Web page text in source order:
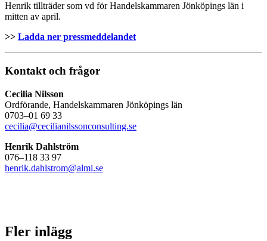
Henrik tillträder som vd för Handelskammaren Jönköpings län i
mitten av april.
>> Ladda ner pressmeddelandet
Kontakt och frågor
Cecilia Nilsson
Ordförande, Handelskammaren Jönköpings län
0703–01 69 33
cecilia@cecilianilssonconsulting.se
Henrik Dahlström
076–118 33 97
henrik.dahlstrom@almi.se
Fler inlägg